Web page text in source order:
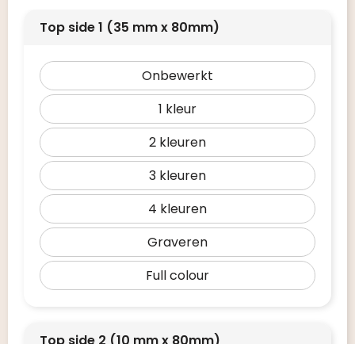
Top side 1 (35 mm x 80mm)
Onbewerkt
1
2
3
4
Graveren
Full colour